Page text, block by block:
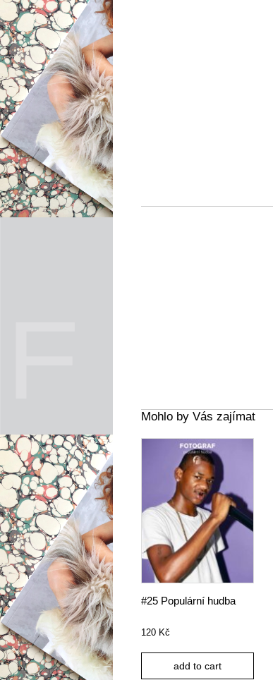
Mohlo by Vás zajímat
#25 Populární hudba
120 Kč
add to cart